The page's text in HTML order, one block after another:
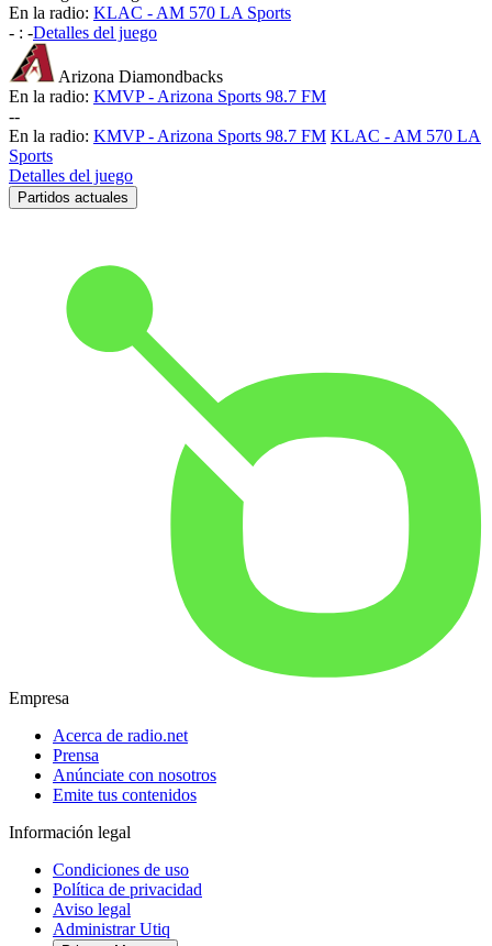
En la radio: KLAC - AM 570 LA Sports
- : -Detalles del juego
Arizona Diamondbacks
En la radio: KMVP - Arizona Sports 98.7 FM
--
En la radio: KMVP - Arizona Sports 98.7 FM KLAC - AM 570 LA
Sports
Detalles del juego
Partidos actuales
Empresa
Acerca de radio.net
Prensa
Anúnciate con nosotros
Emite tus contenidos
Información legal
Condiciones de uso
Política de privacidad
Aviso legal
Administrar Utiq